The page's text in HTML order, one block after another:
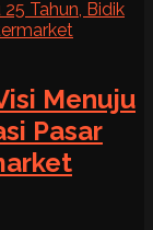
Menuju
Pasar